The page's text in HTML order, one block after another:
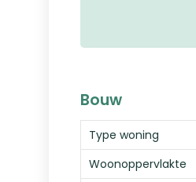
Bouw
Type woning
Woonoppervlakte